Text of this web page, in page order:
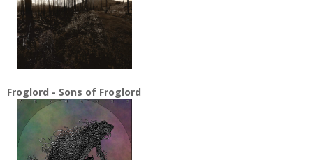
Froglord - Sons of Froglord